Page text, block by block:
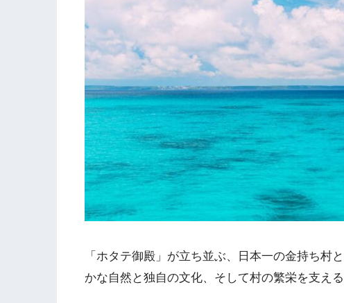
「ホタテ御殿」が立ち並ぶ、日本一の金持ち村
かな自然と独自の文化、そして村の繁栄を支え